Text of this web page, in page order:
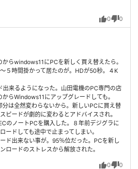
0 0
0 0
らwindows11にPCを新しく買え替えたら。
５時間掛かって居たのが。HDが50秒。４K
来るようになった。山田電機のPC専門の店
らWindows11にアップグレードしても。
分は全然変わらないから。新しいPCに買え替
ピードが劇的に変わるとアドバイスされ。
のノートPCを購入した。８年前デジグラに
ードしても途中で止まってしまい。
ド出来ない事が。95％位だった。PCを新し
ロードのストレスから解放された。